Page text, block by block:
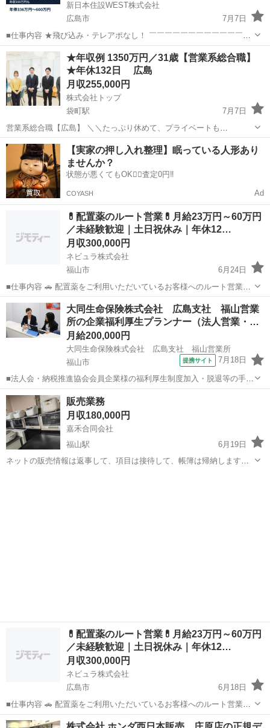
新日本住設WEST株式会社
広島市
7月7日
■仕事内容 ★飛び込み・テレアポなし！ ￣￣￣￣￣￣￣￣￣￣￣￣￣
アポイント取得済み×提携先のハウスメーカーで住宅を購入したお客様
を1日最大3件訪問。住宅点検を通じてお客様との信頼関係を深め、太
陽光発電システムや蓄電...
広島 広島市 営業 未経験
★年収例 1350万円／31歳【営業系総合職】
★年休132日 広島
月収255,000円
株式会社トップ
袋町駅
7月7日
営業系総合職【広島】 ＼＼たっぷり休めて、プライベートも
充実できる当社に来ませんか？／／ オフィスやお店の経費
削減を提案する 「トータルオフィスプランナー」の当社。 全国に多数
支店・営業...
広島 広島市 袋町駅 営業 営業職
【実家の押し入れ整理】眠っている人形あり
ませんか？
状態が悪くてもOK🙆‍♀️査定0円‼️
COYASH Ad
💊配置薬のルート営業💊月給23万円～60万円
／未経験歓迎｜土日祝休み｜年休12…
月収300,000円
ネビュラ株式会社
福山市
6月24日
■仕事内容 🚗 配置薬をご利用いただいているお客様へのルート営業を
担当していただきます。 飛び込み営業ではなく、既存のお客様への定
期訪問が中心のため、未経験の方でもスタートしやすい営業職です。
創業90年以上の...
広島 福山市 営業 未経験
大同生命保険株式会社 広島支社 福山営業
所の企業福利厚生プランナー（法人営業・…
月給200,000円
大同生命保険株式会社 広島支社 福山営業所
福山市
提携サイト 7月18日
■法人会・納税推進協会会員企業様の福利厚生制度加入・脱退等の手続
きなどをお任せします。 家庭訪問ではなく、会員である法人企業様へ
と出向き、当社のお薦めするプランのご案内などがメイン。個人宅訪
問や知人・友人への保険勧誘は一切あ...
広島 福山市 代理店営業
販売業務
月収180,000円
嘉禾合同会社
福山駅
6月19日
ネットの販売情報は返事して、項目は接待して、帳簿は帰納しますな
💊配置薬のルート営業💊月給23万円～60万円
／未経験歓迎｜土日祝休み｜年休12…
月収300,000円
ネビュラ株式会社
広島市
6月18日
■仕事内容 🚗 配置薬をご利用いただいているお客様へのルート営業を
担当していただきます。 飛び込み営業ではなく、既存のお客様への定
広島 広島市 営業 未経験